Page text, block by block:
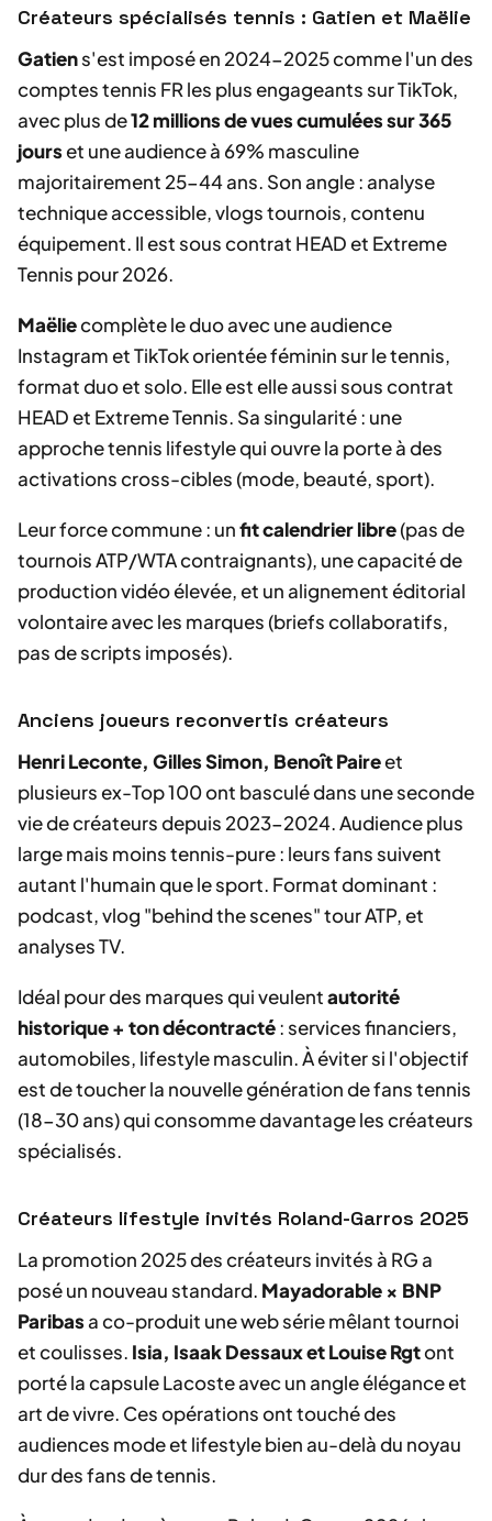
Créateurs spécialisés tennis : Gatien et Maëlie
Gatiens'est imposé en 2024-2025 comme l'un des
comptes tennis FR les plus engageants sur TikTok,
avec plus de12 millions de vues cumulées sur 365
jourset une audience à 69% masculine
majoritairement 25-44 ans. Son angle : analyse
technique accessible, vlogs tournois, contenu
équipement. Il est sous contrat HEAD et Extreme
Tennis pour 2026.
Maëliecomplète le duo avec une audience
Instagram et TikTok orientée féminin sur le tennis,
format duo et solo. Elle est elle aussi sous contrat
HEAD et Extreme Tennis. Sa singularité : une
approche tennis lifestyle qui ouvre la porte à des
activations cross-cibles (mode, beauté, sport).
Leur force commune : unfit calendrier libre(pas de
tournois ATP/WTA contraignants), une capacité de
production vidéo élevée, et un alignement éditorial
volontaire avec les marques (briefs collaboratifs,
pas de scripts imposés).
Anciens joueurs reconvertis créateurs
Henri Leconte, Gilles Simon, Benoît Paireet
plusieurs ex-Top 100 ont basculé dans une seconde
vie de créateurs depuis 2023-2024. Audience plus
large mais moins tennis-pure : leurs fans suivent
autant l'humain que le sport. Format dominant :
podcast, vlog "behind the scenes" tour ATP, et
analyses TV.
Idéal pour des marques qui veulentautorité
historique + ton décontracté: services financiers,
automobiles, lifestyle masculin. À éviter si l'objectif
est de toucher la nouvelle génération de fans tennis
(18-30 ans) qui consomme davantage les créateurs
spécialisés.
Créateurs lifestyle invités Roland-Garros 2025
La promotion 2025 des créateurs invités à RG a
posé un nouveau standard. Mayadorable × BNP
Paribasa co-produit une web série mêlant tournoi
et coulisses. Isia, Isaak Dessaux et Louise Rgtont
porté la capsule Lacoste avec un angle élégance et
art de vivre. Ces opérations ont touché des
audiences mode et lifestyle bien au-delà du noyau
dur des fans de tennis.